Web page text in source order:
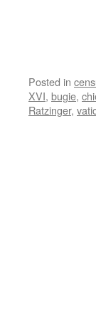
Posted in
XVI, bugie,
Ratzinger,